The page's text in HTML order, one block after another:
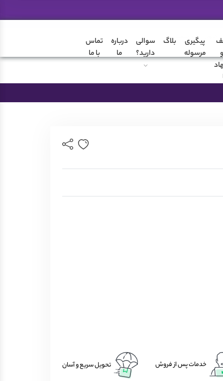
کتونی های سفید
پیگیری
مرسوله
بلاگ
سوالی
دارید؟
درباره
ما
تماس
با ما
خدمات پس از فروش تحویل سریع و آسان